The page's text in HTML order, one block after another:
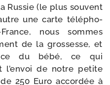
Russie (le plus sou­vent
une carte télé­pho­
nous sommes
de la gros­sesse, et
du bébé, ce qui
l’envoi de notre petite
250 Euro accor­dée à